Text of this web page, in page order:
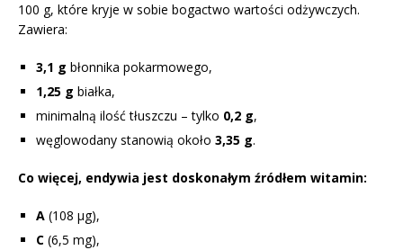
100 g, które kryje w sobie bogactwo wartości odżywczych.
Zawiera:
3,1 g błonnika pokarmowego,
1,25 g białka,
minimalną ilość tłuszczu – tylko 0,2 g,
węglowodany stanowią około 3,35 g.
Co więcej, endywia jest doskonałym źródłem witamin:
A (108 µg),
C (6,5 mg),